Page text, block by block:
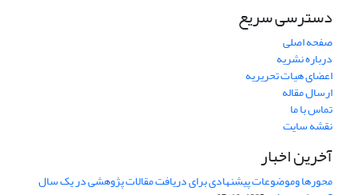
دسترسی سریع
صفحه اصلی
درباره نشریه
اعضای هیات تحریریه
ارسال مقاله
تماس با ما
نقشه سایت
آخرین اخبار
محورها وموضوعات پیشنهادی برای دریافت مقالات پژوهشی در یک سال